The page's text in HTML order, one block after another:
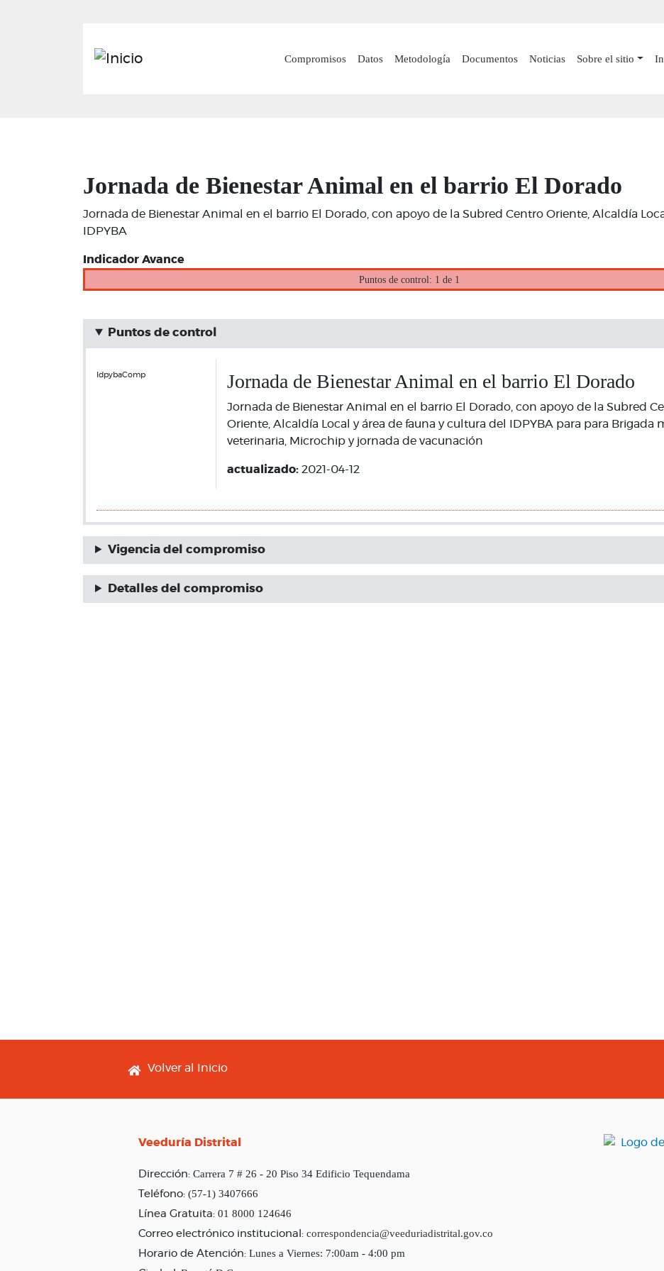
principal
Main navigation
Compromisos Datos Metodología Documentos Noticias Sobre el sitio
Jornada de Bienestar Animal en el barrio El Dorado
Jornada de Bienestar Animal en el barrio El Dorado, con apoyo de la Subred Centro Oriente, Alcaldía
IDPYBA
Indicador Avance
Puntos de control: 1 de 1
Puntos de control
IdpybaComp Jornada de Bienestar Animal en el barrio El Dorado
Jornada de Bienestar Animal en el barrio El Dorado, con apoyo de la Subred
Oriente, Alcaldía Local y área de fauna y cultura del IDPYBA para para Brigada
veterinaria, Microchip y jornada de vacunación
actualizado: 2021-04-12
Vigencia del compromiso
Detalles del compromiso
Footer menu
Volver al Inicio
Veeduría Distrital
Dirección: Carrera 7 # 26 - 20 Piso 34 Edificio Tequendama
Teléfono: (57-1) 3407666
Línea Gratuita: 01 8000 124646
Correo electrónico institucional: correspondencia@veeduriadistrital.gov.co
Horario de Atención: Lunes a Viernes: 7:00am - 4:00 pm